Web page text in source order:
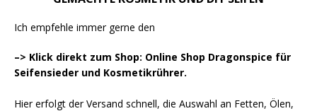
Ich empfehle immer gerne den
–> Klick direkt zum Shop: Online Shop Dragonspice für
Seifensieder und Kosmetikrührer.
Hier erfolgt der Versand schnell, die Auswahl an Fetten, Ölen,